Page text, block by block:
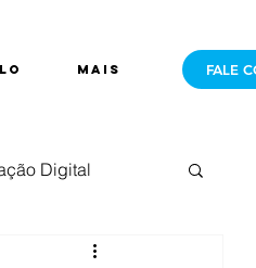
Mais FALE
Digital
Live